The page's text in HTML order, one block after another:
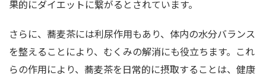
果的にダイエットに繋がるとされています。
さらに、蕎麦茶には利尿作用もあり、体内の水分バランス
を整えることにより、むくみの解消にも役立ちます。これ
らの作用により、蕎麦茶を日常的に摂取することは、健康